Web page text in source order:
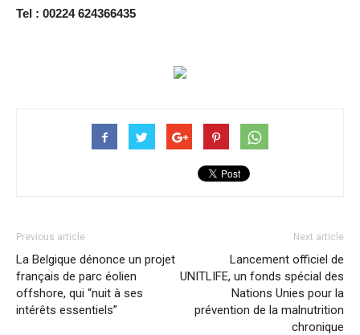
Tel : 00224 624366435
Previous article
La Belgique dénonce un projet
français de parc éolien
offshore, qui “nuit à ses
intérêts essentiels”
Next article
Lancement officiel de
UNITLIFE, un fonds spécial des
Nations Unies pour la
prévention de la malnutrition
chronique